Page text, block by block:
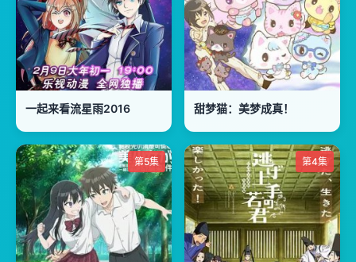
一起来看流星雨2016 甜梦猫：美梦成真！
第5集 第4集